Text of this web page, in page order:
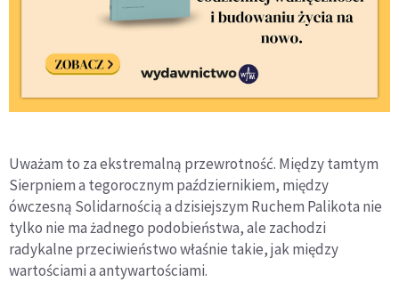
Uważam to za ekstremalną przewrotność. Między tamtym
Sierpniem a tegorocznym październikiem, między
ówczesną Solidarnością a dzisiejszym Ruchem Palikota nie
tylko nie ma żadnego podobieństwa, ale zachodzi
radykalne przeciwieństwo właśnie takie, jak między
wartościami a antywartościami.